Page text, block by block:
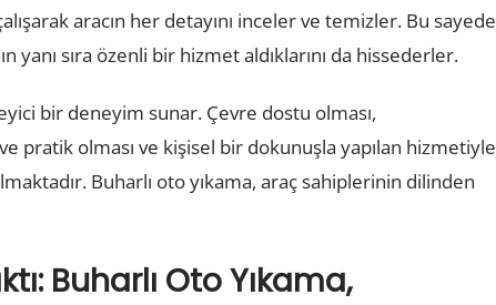
aracın her detayını inceler ve temizler. Bu sayede
yanı sıra özenli bir hizmet aldıklarını da hissederler.
bir deneyim sunar. Çevre dostu olması,
pratik olması ve kişisel bir dokunuşla yapılan hizmetiyle
Buharlı oto yıkama, araç sahiplerinin dilinden
Buharlı Oto Yıkama,